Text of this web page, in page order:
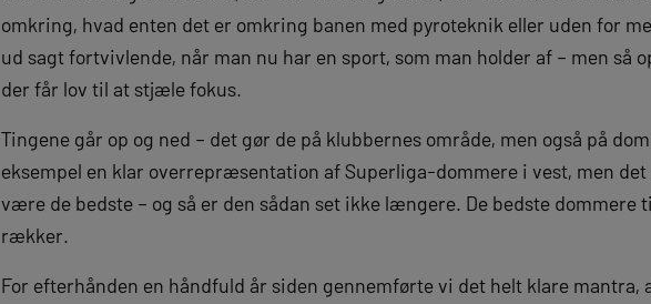
omkring, hvad enten det er omkring banen med pyroteknik eller uden for
ud sagt fortvivlende, når man nu har en sport, som man holder af – men så
der får lov til at stjæle fokus.
Tingene går op og ned – det gør de på klubbernes område, men også på
eksempel en klar overrepræsentation af Superliga-dommere i vest, men
være de bedste – og så er den sådan set ikke længere. De bedste dommere
rækker.
For efterhånden en håndfuld år siden gennemførte vi det helt klare mantra,